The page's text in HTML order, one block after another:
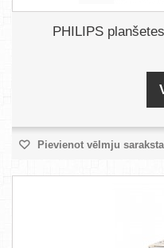
PHILIPS
Pievienot vēlmju